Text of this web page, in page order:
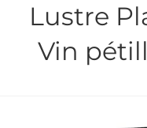
Lustre
Vin